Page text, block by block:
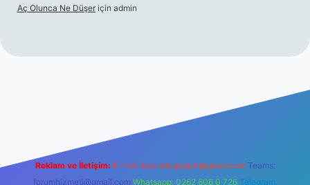
Aç Olunca Ne Düşer için admin
Reklam ve İletişim: E-mail: backlinkpaneli@gmail.com Teams:
forumhizmeti@gmail.com Whatsapp: 0262 606 0 726 Telegram: